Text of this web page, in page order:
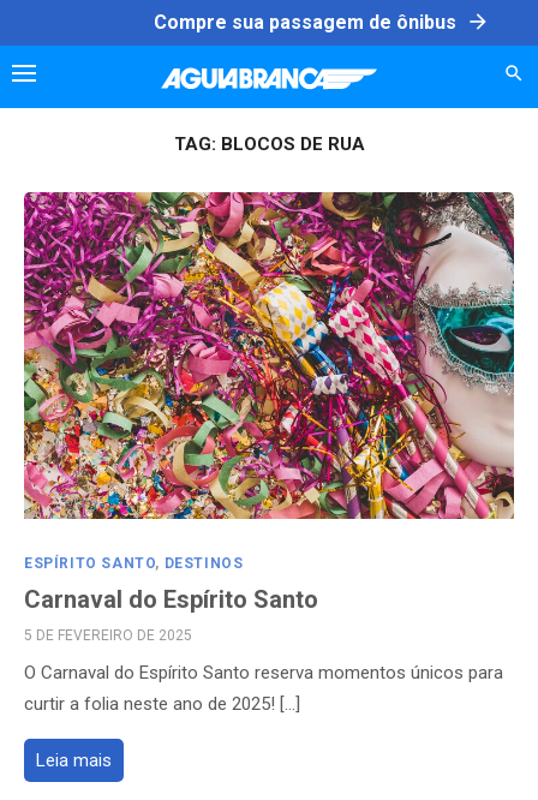
to
content
Compre sua passagem de ônibus arrow_forward
TAG: BLOCOS DE RUA
ESPÍRITO SANTO, DESTINOS
Carnaval do Espírito Santo
POSTED
5 DE FEVEREIRO DE 2025
O Carnaval do Espírito Santo reserva momentos únicos para
curtir a folia neste ano de 2025! […]
Leia mais